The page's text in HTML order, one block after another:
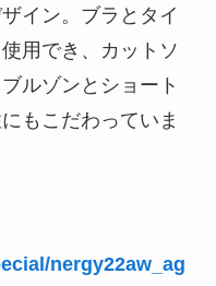
イン。ブラとタイ
用でき、カットソ
ルゾンとショート
もこだわっていま
nergy22aw_ag